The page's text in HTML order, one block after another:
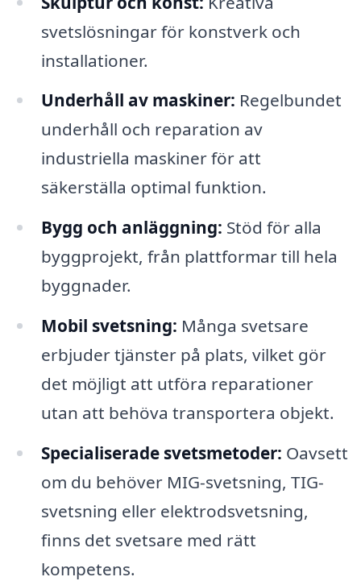
svetslösningar för konstverk och
installationer.
Underhåll av maskiner: Regelbundet
underhåll och reparation av
industriella maskiner för att
säkerställa optimal funktion.
Bygg och anläggning: Stöd för alla
byggprojekt, från plattformar till hela
byggnader.
Mobil svetsning: Många svetsare
erbjuder tjänster på plats, vilket gör
det möjligt att utföra reparationer
utan att behöva transportera objekt.
Specialiserade svetsmetoder: Oavsett
om du behöver MIG-svetsning, TIG-
svetsning eller elektrodsvetsning,
finns det svetsare med rätt
kompetens.